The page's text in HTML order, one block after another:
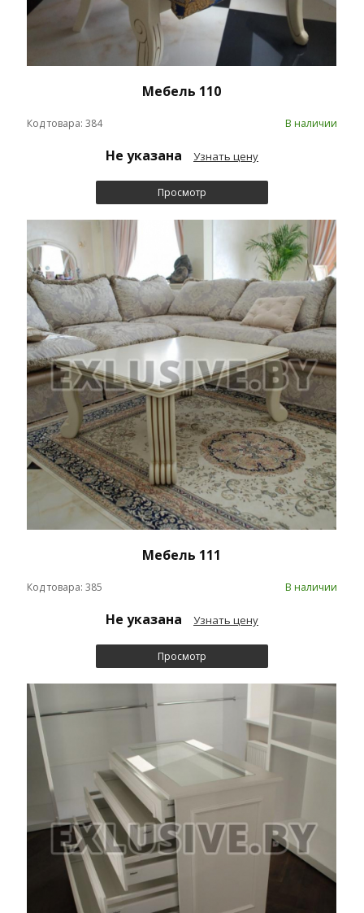
Мебель 110
Код товара: 384 В наличии
Не указана Узнать цену
Просмотр
Мебель 111
Код товара: 385 В наличии
Не указана Узнать цену
Просмотр